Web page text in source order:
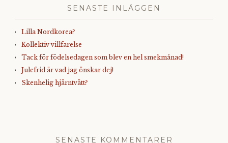
SENASTE INLÄGGEN
Lilla Nordkorea?
Kollektiv villfarelse
Tack för födelsedagen som blev en hel smekmånad!
Julefrid är vad jag önskar dej!
Skenhelig hjärntvätt?
SENASTE KOMMENTARER